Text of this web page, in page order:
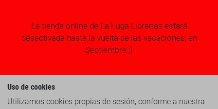
La tienda online de La Fuga Librerias estará
desactivada hasta la vuelta de las vacaciones, en
Septiembre ;)
Uso de cookies
Utilizamos cookies propias de sesión, conforme a nuestra